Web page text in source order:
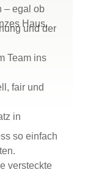
– egal ob
Haus.
und der
Team ins
fair und
in
so einfach
versteckte